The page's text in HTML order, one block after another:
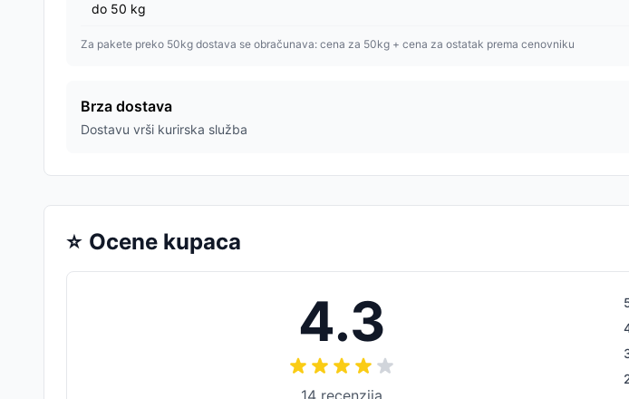
do 50 kg
Za pakete preko 50kg dostava se obračunava: cena za 50kg + cena za ostatak prema cenovniku
Brza dostava
Dostavu vrši kurirska služba
⭐ Ocene kupaca
4.3
14 recenzija